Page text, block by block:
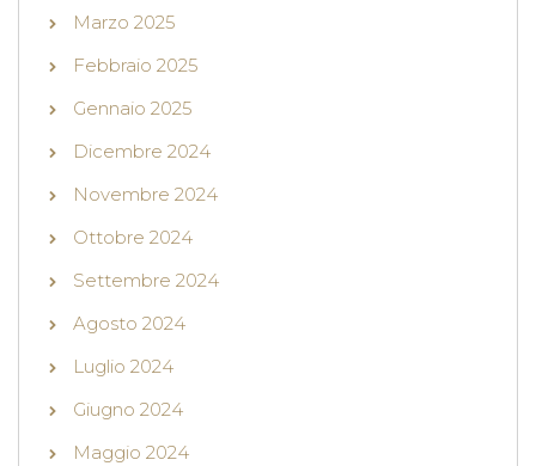
Marzo 2025
Febbraio 2025
Gennaio 2025
Dicembre 2024
Novembre 2024
Ottobre 2024
Settembre 2024
Agosto 2024
Luglio 2024
Giugno 2024
Maggio 2024